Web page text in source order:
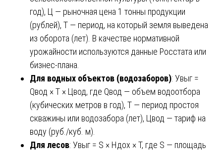
год), Ц — рыночная цена 1 тонны продукции
(рублей), Т — период, на который земля выведена
из оборота (лет). В качестве нормативной
урожайности используются данные Росстата или
бизнес-плана.
Для водных объектов (водозаборов): Увыг =
Qвод × Т × Цвод, где Qвод — объем водоотбора
(кубических метров в год), Т — период простоя
скважины или водозабора (лет), Цвод — тариф на
воду (руб./куб. м).
Для лесов: Увыг = S × Ндох × Т, где S — площадь